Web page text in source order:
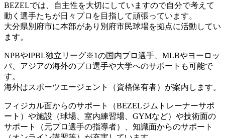
BEZELでは、自主性を大切にしていますので自分で考えて
動く選手たちが日々プロを目指して頑張っています。
大分県別府市に本部があり別府市民球場を拠点に活動してい
ます。
NPBやIPBL独立リーグ※1の国内プロ選手、MLBやヨーロッ
パ、アジアの海外のプロ選手や大学へのサポートも可能で
す。
海外はスポーツエージェント（資格保有者）が案内します。
フィジカル面からのサポート（BEZELジムトレーナーサポ
ート）や施設（球場、室内練習場、GYMなど）や技術面の
サポート（元プロ選手の指導者）、知識面からのサポート